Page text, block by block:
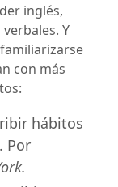
inglés,
Y
con más
hábitos
Por